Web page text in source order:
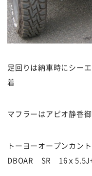
足回りは納車時にシー
着
マフラーはアピオ静香
トーヨーオープンカン
DBOAR SR 16ｘ